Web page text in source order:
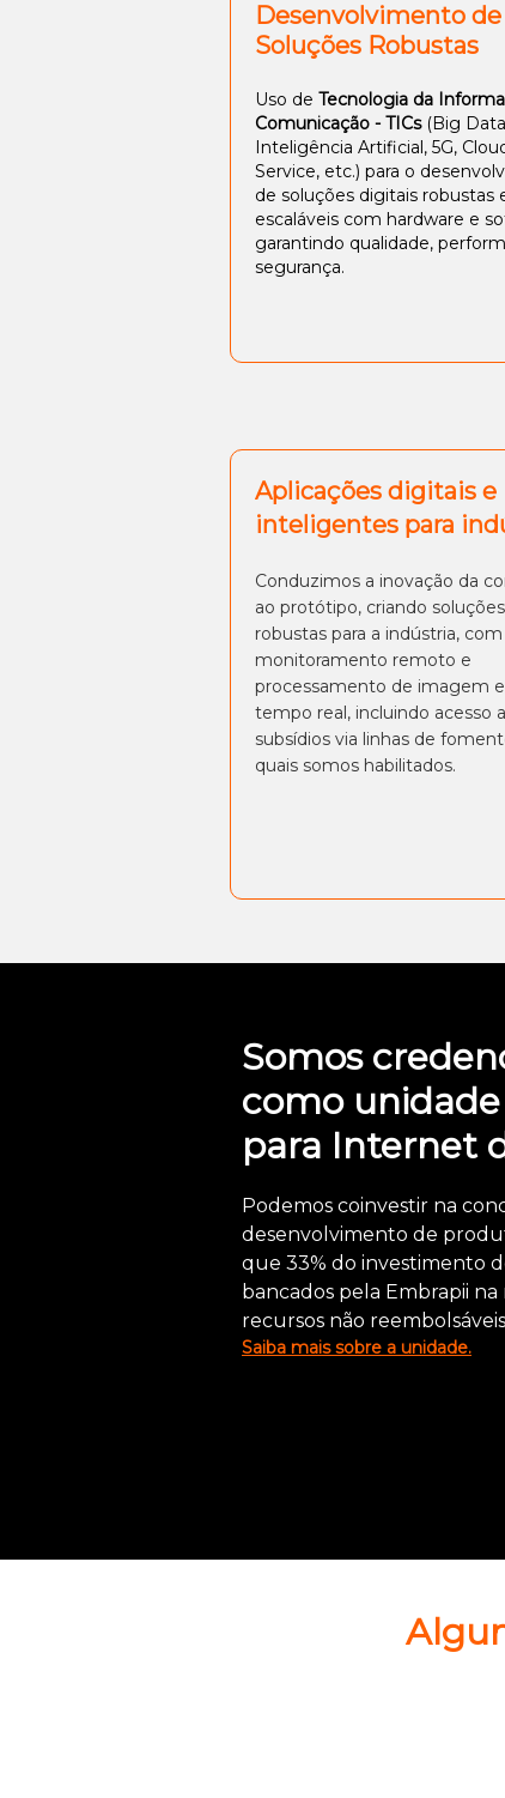
Desenvolvimento de
Soluções Robustas
Uso de Tecnologia da
Comunicação - TICs(Big
Inteligência Artificial, 5G,
Service, etc.) para o
de soluções digitais robustas
escaláveis com hardware e
garantindo qualidade,
segurança.
Aplicações digitais e
inteligentes para
Conduzimos a inovação da
ao protótipo, criando
robustas para a indústria, com
monitoramento remoto e
processamento de imagem
tempo real, incluindo acesso a
subsídios via linhas de
quais somos habilitados.
Somos
como unidade
para Internet
Podemos coinvestir na
desenvolvimento de
que 33% do investimento
bancados pela Embrapii
recursos não
Saiba mais sobre a unidade.